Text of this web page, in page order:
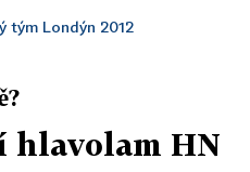
tým Londýn 2012
hlavolam HN